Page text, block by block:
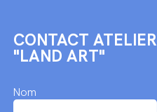
CONTACT ATELIER
"LAND ART"
Nom